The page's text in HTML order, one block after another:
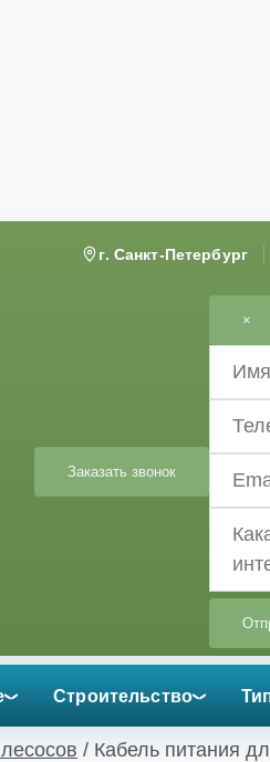
г. Санкт-Петербург
Заказать звонок
×
Строительство
/ Кабель питания